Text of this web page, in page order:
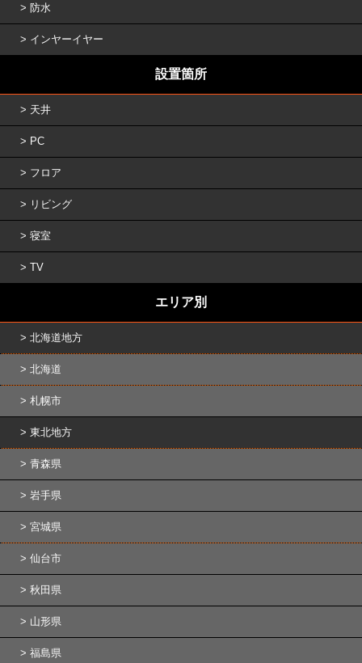
防水
インヤーイヤー
設置箇所
天井
PC
フロア
リビング
寝室
TV
エリア別
北海道地方
北海道
札幌市
東北地方
青森県
岩手県
宮城県
仙台市
秋田県
山形県
福島県